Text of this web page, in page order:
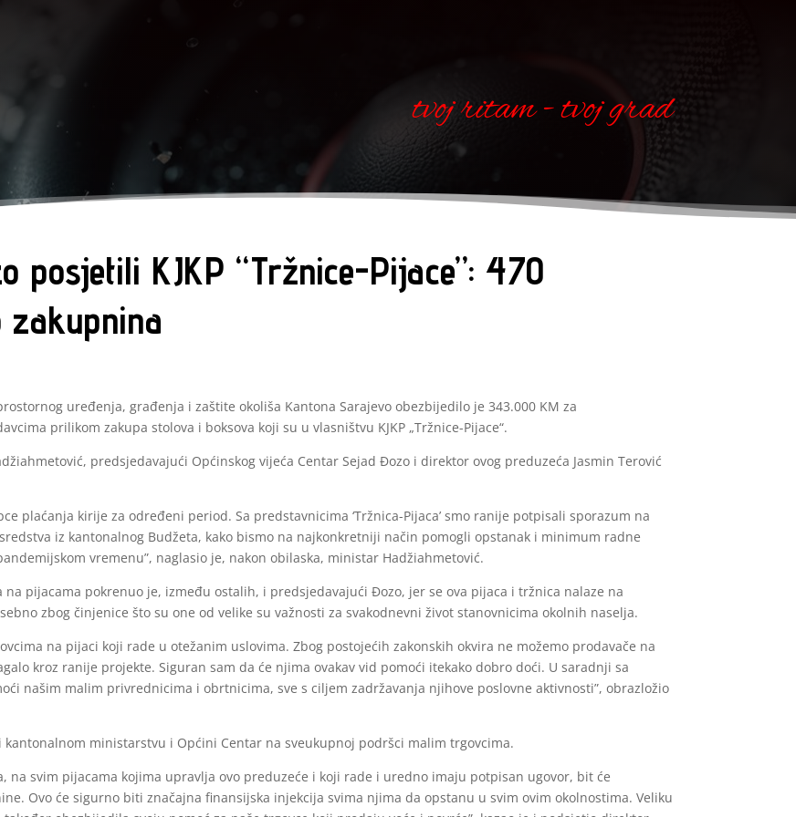
tvoj ritam - tvoj grad
posjetili KJKP “Tržnice-Pijace”: 470
zakupnina
uređenja, građenja i zaštite okoliša Kantona Sarajevo obezbijedilo je 343.000 KM za
prilikom zakupa stolova i boksova koji su u vlasništvu KJKP „Tržnice-Pijace“.
predsjedavajući Općinskog vijeća Centar Sejad Đozo i direktor ovog preduzeća Jasmin Terović
plaćanja kirije za određeni period. Sa predstavnicima ‘Tržnica-Pijaca’ smo ranije potpisali sporazum na
iz kantonalnog Budžeta, kako bismo na najkonkretniji način pomogli opstanak i minimum radne
vremenu”, naglasio je, nakon obilaska, ministar Hadžiahmetović.
pijacama pokrenuo je, između ostalih, i predsjedavajući Đozo, jer se ova pijaca i tržnica nalaze na
zbog činjenice što su one od velike su važnosti za svakodnevni život stanovnicima okolnih naselja.
na pijaci koji rade u otežanim uslovima. Zbog postojećih zakonskih okvira ne možemo prodavače na
kroz ranije projekte. Siguran sam da će njima ovakav vid pomoći itekako dobro doći. U saradnji sa
našim malim privrednicima i obrtnicima, sve s ciljem zadržavanja njihove poslovne aktivnosti”, obrazložio
ministarstvu i Općini Centar na sveukupnoj podršci malim trgovcima.
na svim pijacama kojima upravlja ovo preduzeće i koji rade i uredno imaju potpisan ugovor, bit će
Ovo će sigurno biti značajna finansijska injekcija svima njima da opstanu u svim ovim okolnostima. Veliku